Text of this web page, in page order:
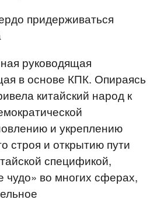
придерживаться
руководящая
в основе КПК. Опираясь
китайский народ к
и укреплению
строя и открытию пути
спецификой,
чудо» во многих сферах,